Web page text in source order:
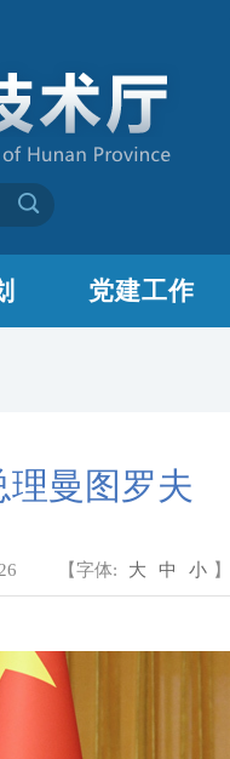
党建工作
曼图罗夫
【字体: 大 中 小 】